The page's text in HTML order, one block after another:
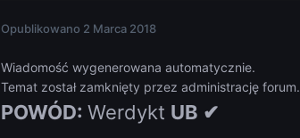
Opublikowano 2 Marca 2018
Wiadomość wygenerowana automatycznie.
Temat został zamknięty przez administrację forum.
POWÓD: Werdykt UB ✔